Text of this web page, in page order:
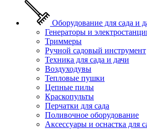
Оборудование для сада и
Генераторы и
Триммеры
Ручной садовый инструмент
Техника для сада и дачи
Воздуходувы
Тепловые пушки
Цепные пилы
Краскопульты
Перчатки для сада
Поливочное оборудование
Аксессуары и оснастка для